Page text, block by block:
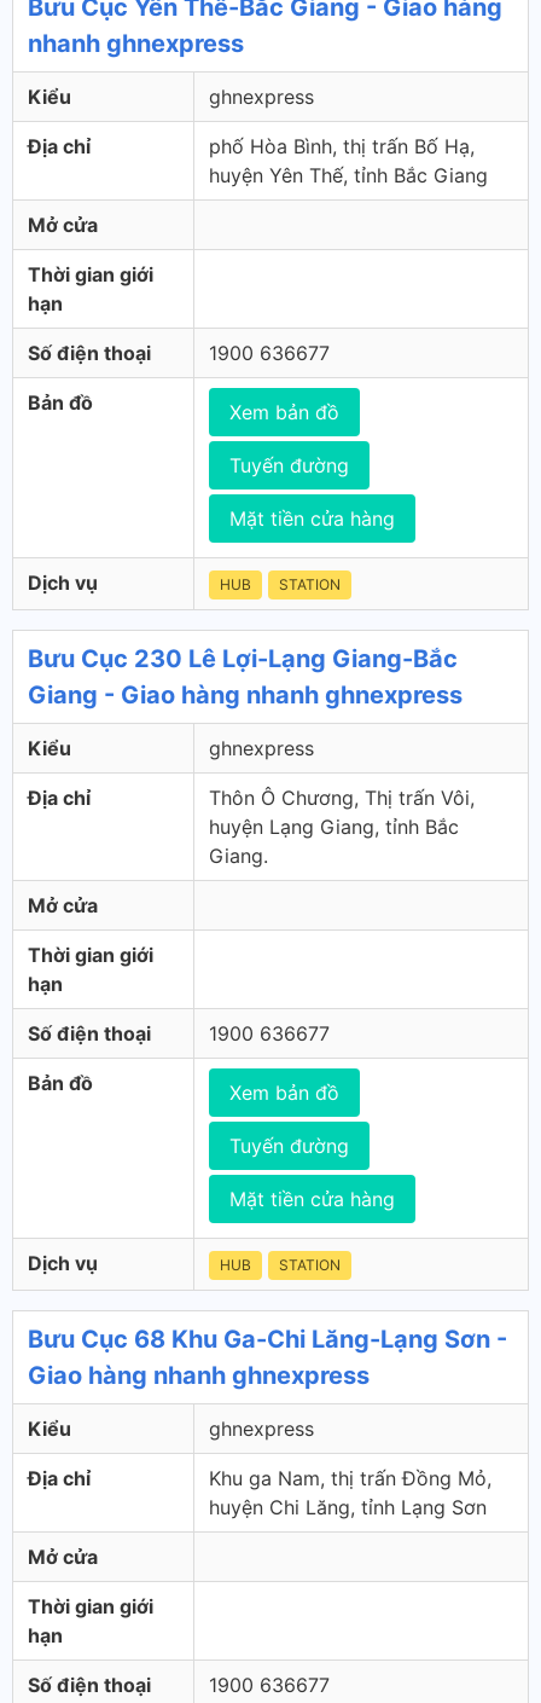
Bưu Cục Yên Thế-Bắc Giang - Giao hàng
nhanh ghnexpress
Kiểu ghnexpress
Địa chỉ
phố Hòa Bình, thị trấn Bố Hạ,
huyện Yên Thế, tỉnh Bắc Giang
Mở cửa
Thời gian giới
hạn
Số điện thoại 1900 636677
Bản đồ Xem bản đồ
Tuyến đường
Mặt tiền cửa hàng
Dịch vụ HUB STATION
Bưu Cục 230 Lê Lợi-Lạng Giang-Bắc
Giang - Giao hàng nhanh ghnexpress
Kiểu ghnexpress
Địa chỉ
Thôn Ô Chương, Thị trấn Vôi,
huyện Lạng Giang, tỉnh Bắc
Giang.
Mở cửa
Thời gian giới
hạn
Số điện thoại 1900 636677
Bản đồ Xem bản đồ
Tuyến đường
Mặt tiền cửa hàng
Dịch vụ HUB STATION
Bưu Cục 68 Khu Ga-Chi Lăng-Lạng Sơn -
Giao hàng nhanh ghnexpress
Kiểu ghnexpress
Địa chỉ
Khu ga Nam, thị trấn Đồng Mỏ,
huyện Chi Lăng, tỉnh Lạng Sơn
Mở cửa
Thời gian giới
hạn
Số điện thoại 1900 636677